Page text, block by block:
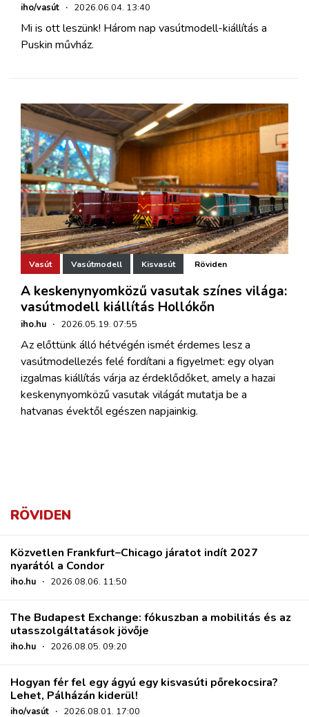
iho/vasút · 2026.06.04. 13:40
Mi is ott leszünk! Három nap vasútmodell-kiállítás a
Puskin művház.
Vasút Vasútmodell Kisvasút Röviden
A keskenynyomközű vasutak színes világa:
vasútmodell kiállítás Hollókőn
iho.hu · 2026.05.19. 07:55
Az előttünk álló hétvégén ismét érdemes lesz a
vasútmodellezés felé fordítani a figyelmet: egy olyan
izgalmas kiállítás várja az érdeklődőket, amely a hazai
keskenynyomközű vasutak világát mutatja be a
hatvanas évektől egészen napjainkig.
RÖVIDEN
Közvetlen Frankfurt–Chicago járatot indít 2027
nyarától a Condor
iho.hu · 2026.08.06. 11:50
The Budapest Exchange: fókuszban a mobilitás és az
utasszolgáltatások jövője
iho.hu · 2026.08.05. 09:20
Hogyan fér fel egy ágyú egy kisvasúti pőrekocsira?
Lehet, Pálházán kiderül!
iho/vasút · 2026.08.01. 17:00